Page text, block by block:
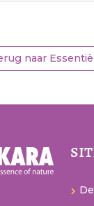
naar